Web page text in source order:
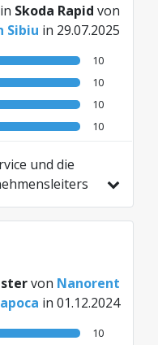
Skoda Rapid von
Sibiu in 29.07.2025
10
10
10
10
und die
ein noch
das wir
zufrieden mit
von Nanorent
in 01.12.2024
10